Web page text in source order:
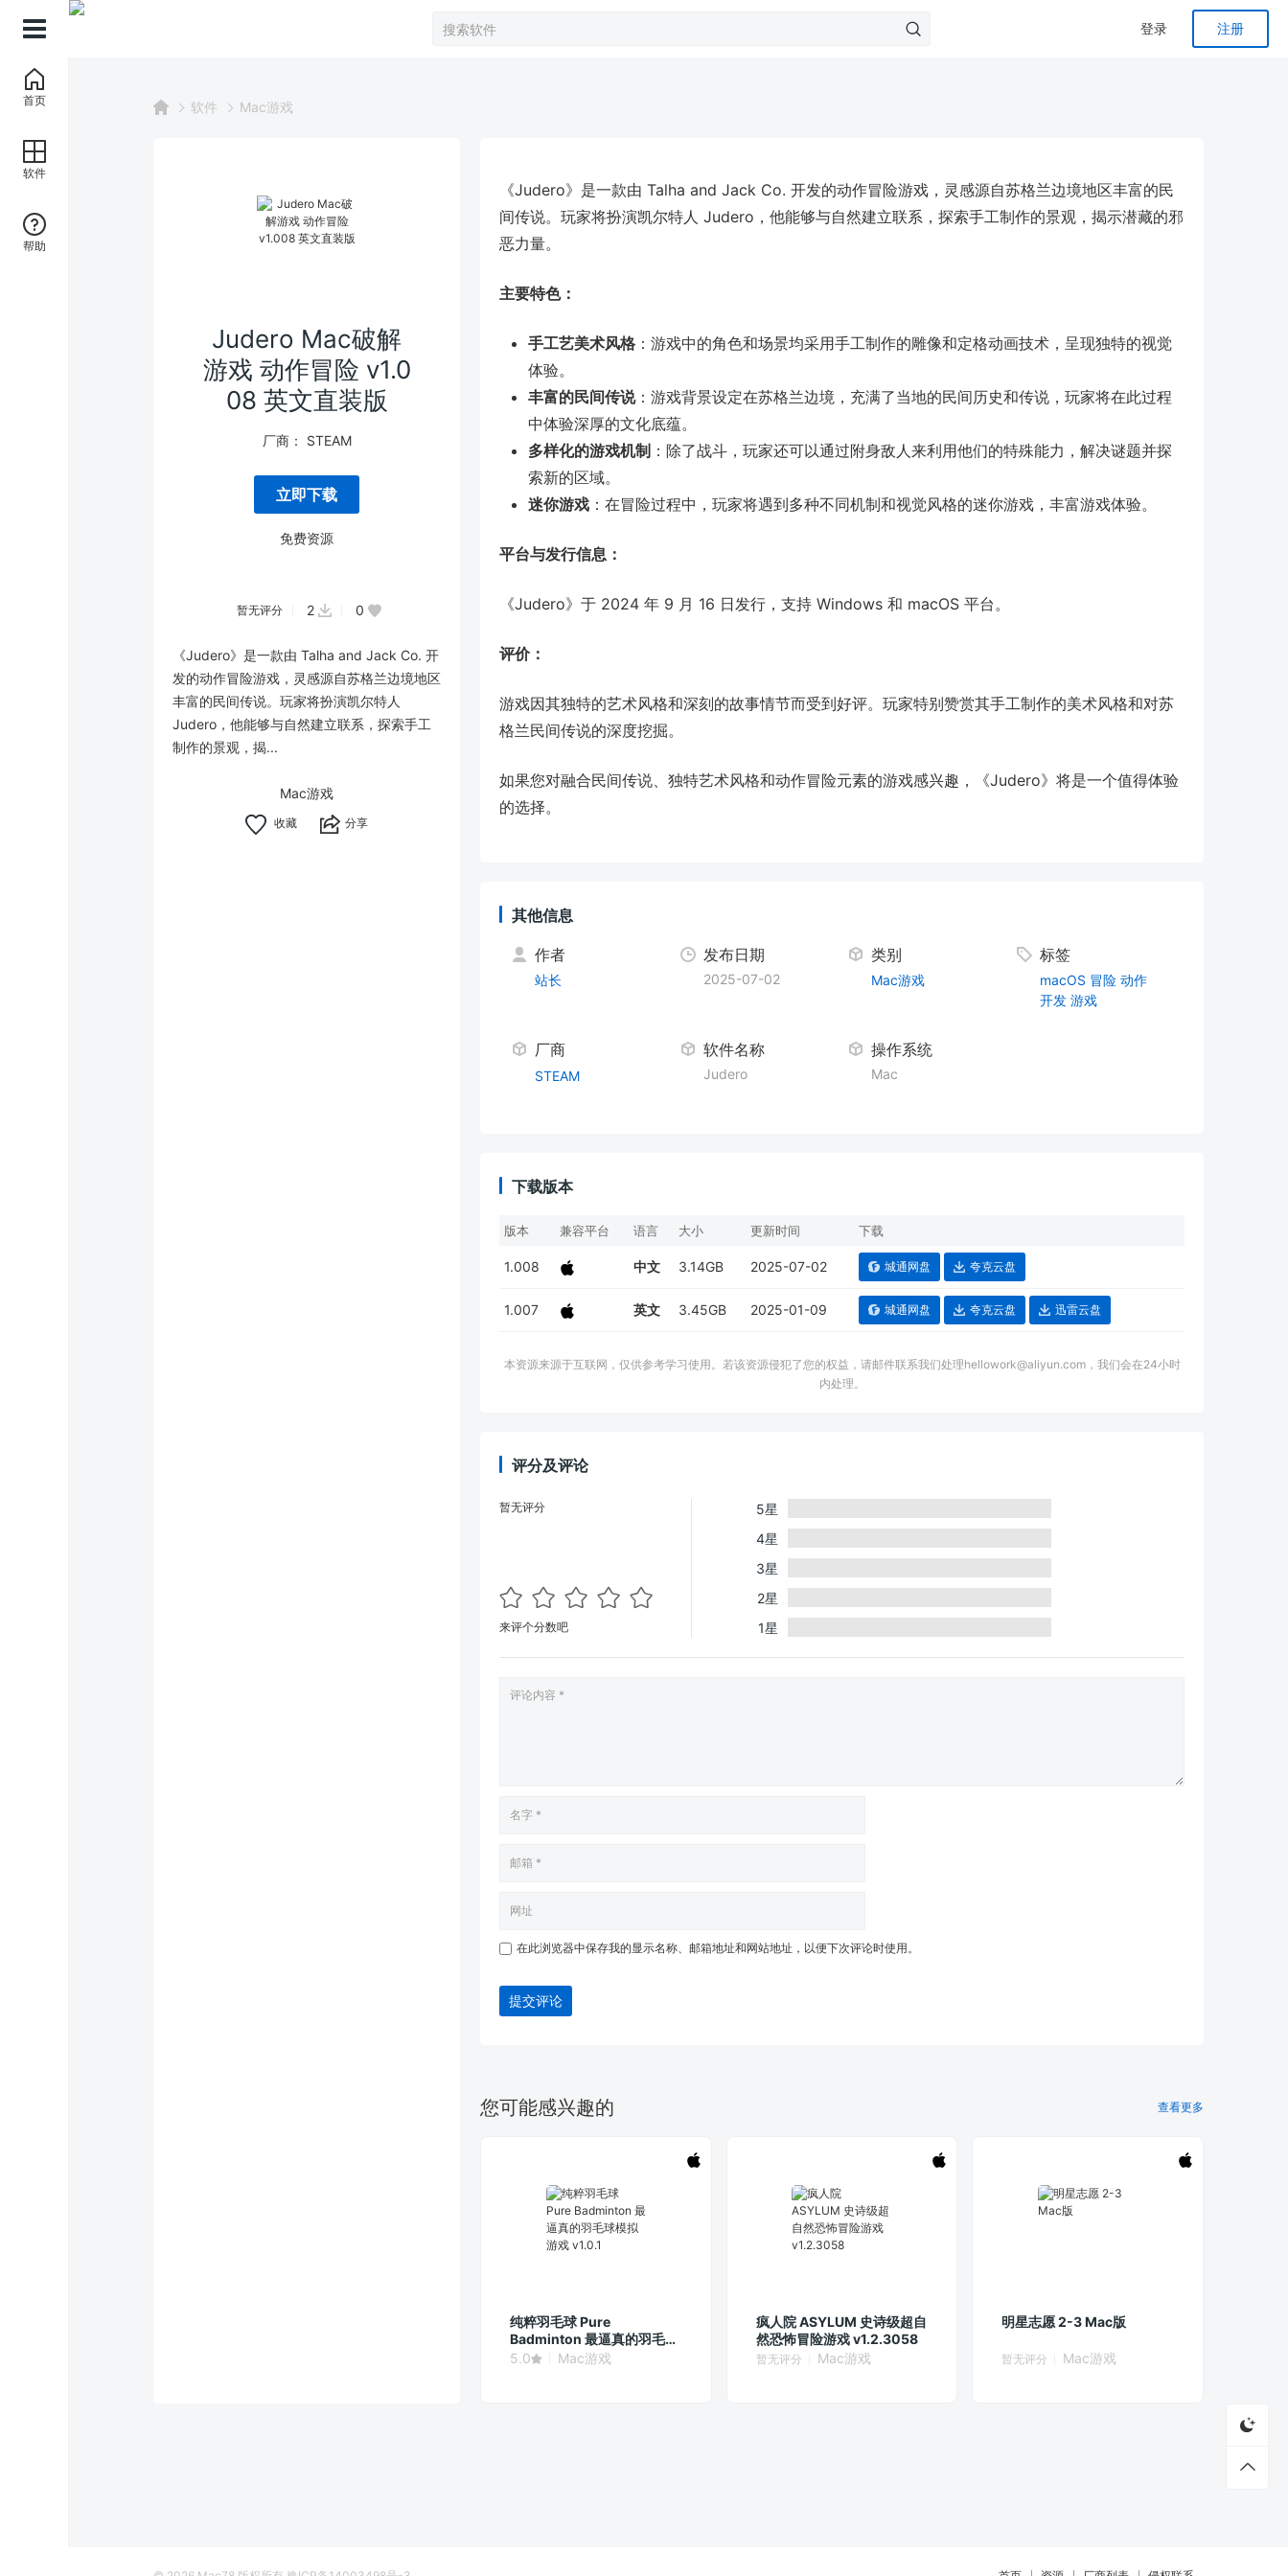
登录 注册
软件 Mac游戏
Judero Mac破解
游戏 动作冒险 v1.0
08 英文直装版
厂商： STEAM
立即下载
免费资源
暂无评分 2 0
《Judero》是一款由 Talha and Jack Co. 开
发的动作冒险游戏，灵感源自苏格兰边境地区
丰富的民间传说。玩家将扮演凯尔特人
Judero，他能够与自然建立联系，探索手工
制作的景观，揭...
Mac游戏
分享
《Judero》是一款由 Talha and Jack Co. 开发的动作冒险游戏，灵感源自苏格兰边境地区丰富的民
间传说。玩家将扮演凯尔特人 Judero，他能够与自然建立联系，探索手工制作的景观，揭示潜藏的邪
恶力量。
主要特色：
手工艺美术风格 ：游戏中的角色和场景均采用手工制作的雕像和定格动画技术，呈现独特的视觉
体验。
丰富的民间传说：游戏背景设定在苏格兰边境，充满了当地的民间历史和传说，玩家将在此过程
中体验深厚的文化底蕴。
多样化的游戏机制 ：除了战斗，玩家还可以通过附身敌人来利用他们的特殊能力，解决谜题并探
索新的区域。
迷你游戏 ：在冒险过程中，玩家将遇到多种不同机制和视觉风格的迷你游戏，丰富游戏体验。
平台与发行信息：
《Judero》于 2024 年 9 月 16 日发行，支持 Windows 和 macOS 平台。
评价：
游戏因其独特的艺术风格和深刻的故事情节而受到好评。玩家特别赞赏其手工制作的美术风格和对苏
格兰民间传说的深度挖掘。
如果您对融合民间传说、独特艺术风格和动作冒险元素的游戏感兴趣，《Judero》将是一个值得体验
的选择。
其他信息
作者
站长
发布日期
2025-07-02
类别
Mac游戏
标签
macOS 冒险 动作
开发 游戏
厂商
STEAM
软件名称
Judero
操作系统
Mac
下载版本
版本 兼容平台 语言 大小 更新时间 下载
1.008 中文 3.14GB 2025-07-02 城通网盘 夸克云盘
1.007 英文 3.45GB 2025-01-09 城通网盘 夸克云盘 迅雷云盘
本资源来源于互联网，仅供参考学习使用。若该资源侵犯了您的权益，请邮件联系我们处理hellowork@aliyun.com，我们会在24小时
内处理。
评分及评论
暂无评分
来评个分数吧
5星
4星
3星
2星
1星
在此浏览器中保存我的显示名称、邮箱地址和网站地址，以便下次评论时使用。
提交评论
您可能感兴趣的 查看更多
纯粹羽毛球 Pure
Badminton 最逼真的羽毛球
模拟游戏 v1.0.1
5.0 Mac游戏
疯人院 ASYLUM 史诗级超自
然恐怖冒险游戏 v1.2.3058
暂无评分 Mac游戏
明星志愿 2-3 Mac版
暂无评分 Mac游戏
首页
软件
帮助